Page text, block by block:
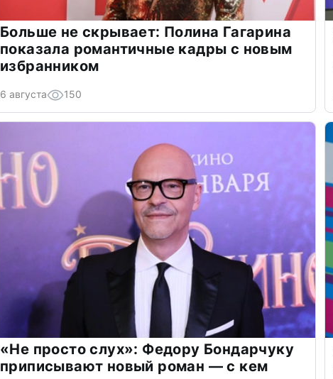
Больше не скрывает: Полина Гагарина
показала романтичные кадры с новым
избранником
6 августа 150
«Не просто слух»: Федору Бондарчуку
приписывают новый роман — с кем